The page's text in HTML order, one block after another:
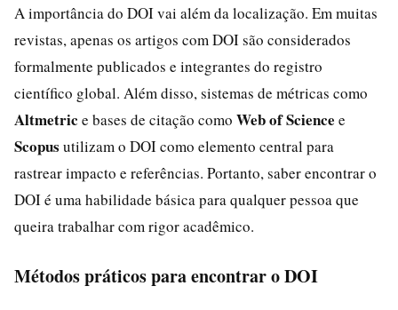
A importância do DOI vai além da localização. Em muitas
revistas, apenas os artigos com DOI são considerados
formalmente publicados e integrantes do registro
científico global. Além disso, sistemas de métricas como
Altmetric e bases de citação como Web of Science e
Scopus utilizam o DOI como elemento central para
rastrear impacto e referências. Portanto, saber encontrar o
DOI é uma habilidade básica para qualquer pessoa que
queira trabalhar com rigor acadêmico.
Métodos práticos para encontrar o DOI